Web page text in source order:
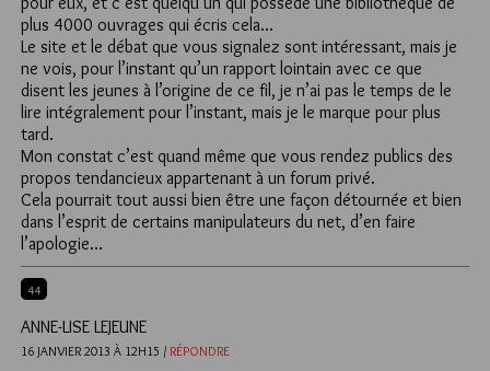
plus 4000 ouvrages qui écris cela…
Le site et le débat que vous signalez sont intéressant, mais je
ne vois, pour l’instant qu’un rapport lointain avec ce que
disent les jeunes à l’origine de ce fil, je n’ai pas le temps de le
lire intégralement pour l’instant, mais je le marque pour plus
tard.
Mon constat c’est quand même que vous rendez publics des
propos tendancieux appartenant à un forum privé.
Cela pourrait tout aussi bien être une façon détournée et bien
dans l’esprit de certains manipulateurs du net, d’en faire
l’apologie…
44
ANNE-LISE LEJEUNE
16 JANVIER 2013 À 12H15 / RÉPONDRE